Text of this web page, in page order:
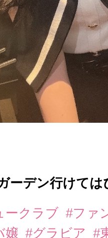
ーデン行けては
ークラブ #ファ
嬢 #グラビア
#